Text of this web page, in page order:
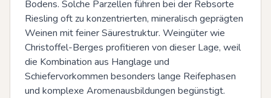
Bodens. Solche Parzellen führen bei der Rebsorte
Riesling oft zu konzentrierten, mineralisch geprägten
Weinen mit feiner Säurestruktur. Weingüter wie
Christoffel-Berges profitieren von dieser Lage, weil
die Kombination aus Hanglage und
Schiefervorkommen besonders lange Reifephasen
und komplexe Aromenausbildungen begünstigt.